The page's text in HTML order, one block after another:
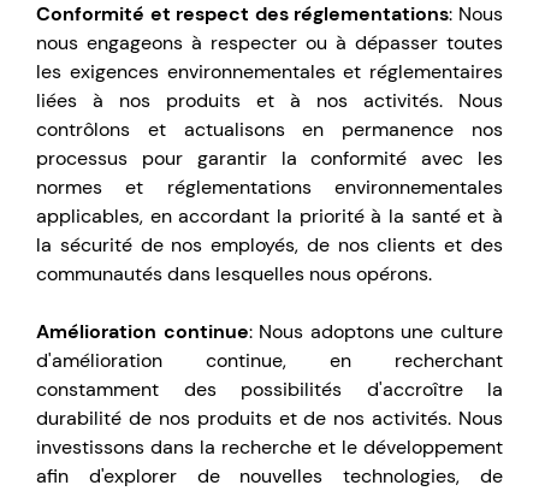
Conformité et respect des réglementations: Nous
nous engageons à respecter ou à dépasser toutes
les exigences environnementales et réglementaires
liées à nos produits et à nos activités. Nous
contrôlons et actualisons en permanence nos
processus pour garantir la conformité avec les
normes et réglementations environnementales
applicables, en accordant la priorité à la santé et à
la sécurité de nos employés, de nos clients et des
communautés dans lesquelles nous opérons.
Amélioration continue: Nous adoptons une culture
d'amélioration continue, en recherchant
constamment des possibilités d'accroître la
durabilité de nos produits et de nos activités. Nous
investissons dans la recherche et le développement
afin d'explorer de nouvelles technologies, de